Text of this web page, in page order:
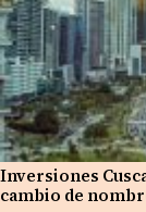
Inversiones
cambio de